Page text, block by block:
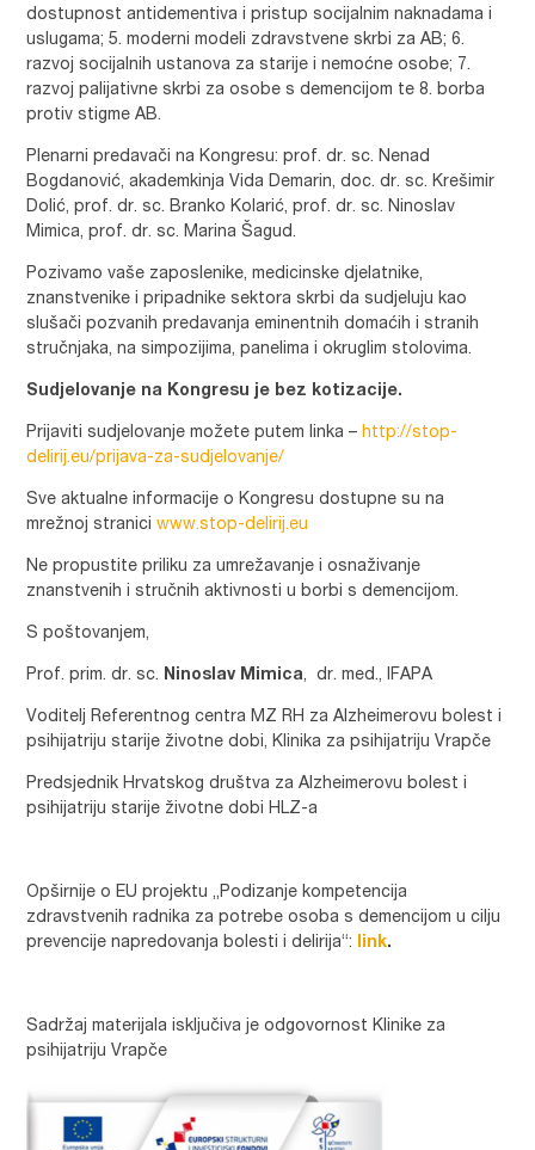
dostupnost antidementiva i pristup socijalnim naknadama i
uslugama; 5. moderni modeli zdravstvene skrbi za AB; 6.
razvoj socijalnih ustanova za starije i nemoćne osobe; 7.
razvoj palijativne skrbi za osobe s demencijom te 8. borba
protiv stigme AB.
Plenarni predavači na Kongresu: prof. dr. sc. Nenad
Bogdanović, akademkinja Vida Demarin, doc. dr. sc. Krešimir
Dolić, prof. dr. sc. Branko Kolarić, prof. dr. sc. Ninoslav
Mimica, prof. dr. sc. Marina Šagud.
Pozivamo vaše zaposlenike, medicinske djelatnike,
znanstvenike i pripadnike sektora skrbi da sudjeluju kao
slušači pozvanih predavanja eminentnih domaćih i stranih
stručnjaka, na simpozijima, panelima i okruglim stolovima.
Sudjelovanje na Kongresu je bez kotizacije.
Prijaviti sudjelovanje možete putem linka –http://stop-
delirij.eu/prijava-za-sudjelovanje/
Sve aktualne informacije o Kongresu dostupne su na
mrežnoj straniciwww.stop-delirij.eu
Ne propustite priliku za umrežavanje i osnaživanje
znanstvenih i stručnih aktivnosti u borbi s demencijom.
S poštovanjem,
Prof. prim. dr. sc. Ninoslav Mimica, dr. med., IFAPA
Voditelj Referentnog centra MZ RH za Alzheimerovu bolest i
psihijatriju starije životne dobi, Klinika za psihijatriju Vrapče
Predsjednik Hrvatskog društva za Alzheimerovu bolest i
psihijatriju starije životne dobi HLZ-a
Opširnije o EU projektu „Podizanje kompetencija
zdravstvenih radnika za potrebe osoba s demencijom u cilju
prevencije napredovanja bolesti i delirija“: link.
Sadržaj materijala isključiva je odgovornost Klinike za
psihijatriju Vrapče